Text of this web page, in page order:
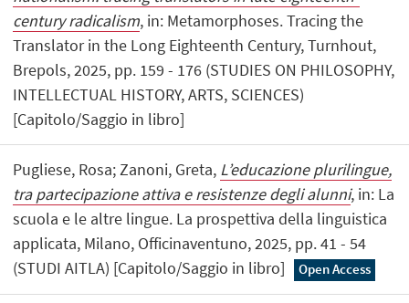
century radicalism, in: Metamorphoses. Tracing the
Translator in the Long Eighteenth Century, Turnhout,
Brepols, 2025, pp. 159 - 176 (STUDIES ON PHILOSOPHY,
INTELLECTUAL HISTORY, ARTS, SCIENCES)
[Capitolo/Saggio in libro]
Pugliese, Rosa; Zanoni, Greta, L’educazione plurilingue,
tra partecipazione attiva e resistenze degli alunni, in: La
scuola e le altre lingue. La prospettiva della linguistica
applicata, Milano, Officinaventuno, 2025, pp. 41 - 54
(STUDI AITLA) [Capitolo/Saggio in libro]
Open Access